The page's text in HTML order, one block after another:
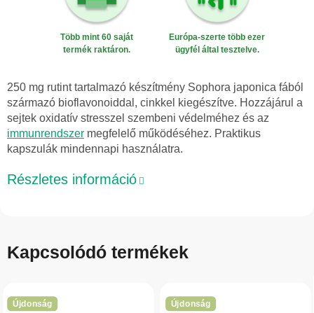
Több mint 60 saját
termék raktáron.
Európa-szerte több ezer
ügyfél által tesztelve.
250 mg rutint tartalmazó készítmény Sophora japonica fából
származó bioflavonoiddal, cinkkel kiegészítve. Hozzájárul a
sejtek oxidatív stresszel szembeni védelméhez és az
immunrendszer megfelelő működéséhez. Praktikus
kapszulák mindennapi használatra.
Részletes információ
Kapcsolódó termékek
Újdonság
Újdonság